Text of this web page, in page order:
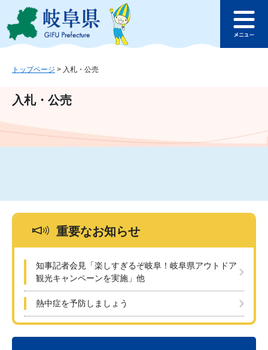
ジ
ュ
文
このページの本文へ
ュ
トップページ > 入札・公売
入札・公売
重要なお知らせ
知事記者会見「楽しすぎるぞ岐阜！岐阜県アウトドア
観光キャンペーンを実施」他
熱中症を予防しましょう